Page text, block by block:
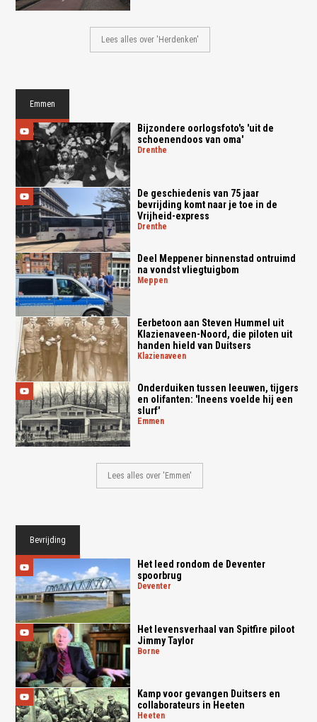
Lees alles over 'Herdenken'
Emmen
Bijzondere oorlogsfoto's 'uit de
schoenendoos van oma'
drenthe
De geschiedenis van 75 jaar
bevrijding komt naar je toe in de
Vrijheid-express
drenthe
Deel Meppener binnenstad ontruimd
na vondst vliegtuigbom
meppen
Eerbetoon aan Steven Hummel uit
Klazienaveen-Noord, die piloten uit
handen hield van Duitsers
klazienaveen
Onderduiken tussen leeuwen, tijgers
en olifanten: 'Ineens voelde hij een
slurf'
emmen
Lees alles over 'Emmen'
Bevrijding
Het leed rondom de Deventer
spoorbrug
deventer
Het levensverhaal van Spitfire piloot
Jimmy Taylor
borne
Kamp voor gevangen Duitsers en
collaborateurs in Heeten
heeten